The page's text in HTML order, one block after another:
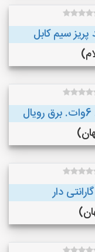
پریز سیم کابل